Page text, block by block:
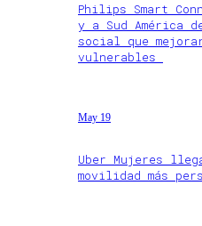
Philips Smart
y a Sud América
social que
vulnerables
May 19
Uber Mujeres
movilidad más